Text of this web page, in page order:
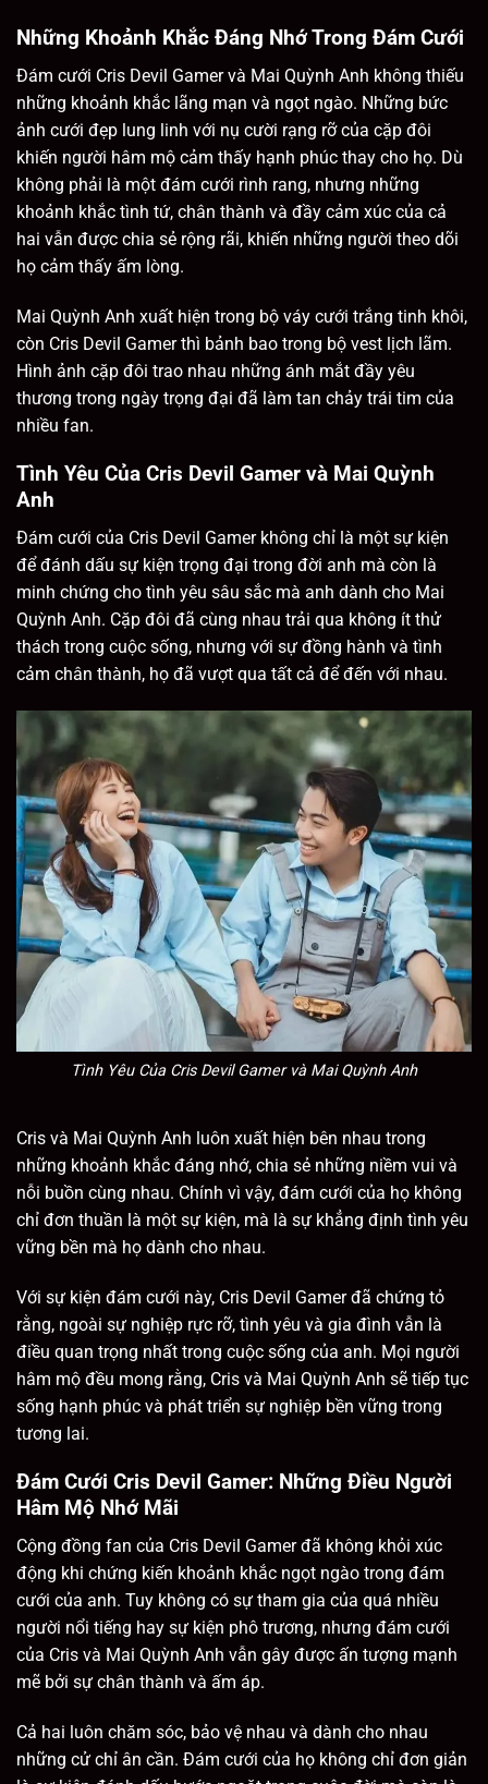
Những Khoảnh Khắc Đáng Nhớ Trong Đám Cưới
Đám cưới Cris Devil Gamer và Mai Quỳnh Anh không thiếu
những khoảnh khắc lãng mạn và ngọt ngào. Những bức
ảnh cưới đẹp lung linh với nụ cười rạng rỡ của cặp đôi
khiến người hâm mộ cảm thấy hạnh phúc thay cho họ. Dù
không phải là một đám cưới rình rang, nhưng những
khoảnh khắc tình tứ, chân thành và đầy cảm xúc của cả
hai vẫn được chia sẻ rộng rãi, khiến những người theo dõi
họ cảm thấy ấm lòng.
Mai Quỳnh Anh xuất hiện trong bộ váy cưới trắng tinh khôi,
còn Cris Devil Gamer thì bảnh bao trong bộ vest lịch lãm.
Hình ảnh cặp đôi trao nhau những ánh mắt đầy yêu
thương trong ngày trọng đại đã làm tan chảy trái tim của
nhiều fan.
Tình Yêu Của Cris Devil Gamer và Mai Quỳnh
Anh
Đám cưới của Cris Devil Gamer không chỉ là một sự kiện
để đánh dấu sự kiện trọng đại trong đời anh mà còn là
minh chứng cho tình yêu sâu sắc mà anh dành cho Mai
Quỳnh Anh. Cặp đôi đã cùng nhau trải qua không ít thử
thách trong cuộc sống, nhưng với sự đồng hành và tình
cảm chân thành, họ đã vượt qua tất cả để đến với nhau.
Tình Yêu Của Cris Devil Gamer và Mai Quỳnh Anh
Cris và Mai Quỳnh Anh luôn xuất hiện bên nhau trong
những khoảnh khắc đáng nhớ, chia sẻ những niềm vui và
nỗi buồn cùng nhau. Chính vì vậy, đám cưới của họ không
chỉ đơn thuần là một sự kiện, mà là sự khẳng định tình yêu
vững bền mà họ dành cho nhau.
Với sự kiện đám cưới này, Cris Devil Gamer đã chứng tỏ
rằng, ngoài sự nghiệp rực rỡ, tình yêu và gia đình vẫn là
điều quan trọng nhất trong cuộc sống của anh. Mọi người
hâm mộ đều mong rằng, Cris và Mai Quỳnh Anh sẽ tiếp tục
sống hạnh phúc và phát triển sự nghiệp bền vững trong
tương lai.
Đám Cưới Cris Devil Gamer: Những Điều Người
Hâm Mộ Nhớ Mãi
Cộng đồng fan của Cris Devil Gamer đã không khỏi xúc
động khi chứng kiến khoảnh khắc ngọt ngào trong đám
cưới của anh. Tuy không có sự tham gia của quá nhiều
người nổi tiếng hay sự kiện phô trương, nhưng đám cưới
của Cris và Mai Quỳnh Anh vẫn gây được ấn tượng mạnh
mẽ bởi sự chân thành và ấm áp.
Cả hai luôn chăm sóc, bảo vệ nhau và dành cho nhau
những cử chỉ ân cần. Đám cưới của họ không chỉ đơn giản